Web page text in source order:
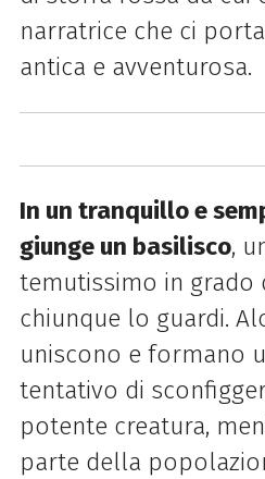
narratrice che ci
antica e avventurosa.
In un tranquillo e
giunge un basilisco,
temutissimo in grado
chiunque lo guardi.
uniscono e formano
tentativo di
potente creatura,
parte della